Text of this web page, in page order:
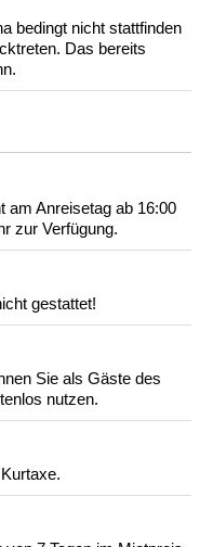
bedingt nicht stattfinden
Das bereits
am Anreisetag ab 16:00
zur Verfügung.
gestattet!
Sie als Gäste des
nutzen.